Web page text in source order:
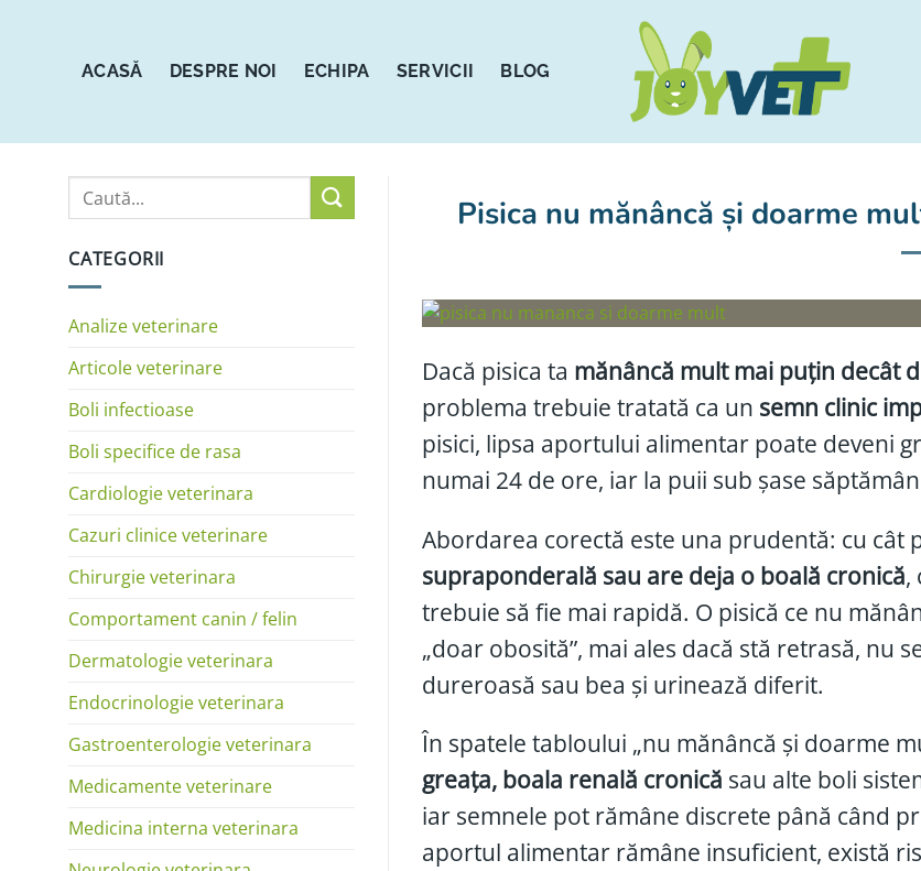
ACASĂ DESPRE NOI ECHIPA SERVICII BLOG
CATEGORII
Analize veterinare
Articole veterinare
Boli infectioase
Boli specifice de rasa
Cardiologie veterinara
Cazuri clinice veterinare
Chirurgie veterinara
Comportament canin / felin
Dermatologie veterinara
Endocrinologie veterinara
Gastroenterologie veterinara
Medicamente veterinare
Medicina interna veterinara
Pisica nu mănâncă și doarme
Dacă pisica ta mănâncă mult mai puțin decât
problema trebuie tratată ca un semn clinic
pisici, lipsa aportului alimentar poate deveni
numai 24 de ore, iar la puii sub șase
Abordarea corectă este una prudentă: cu cât
supraponderală sau are deja o boală cronică,
trebuie să fie mai rapidă. O pisică ce nu
„doar obosită”, mai ales dacă stă retrasă, nu
dureroasă sau bea și urinează diferit.
În spatele tabloului „nu mănâncă și doarme
greața, boala renală cronică sau alte boli
iar semnele pot rămâne discrete până când
aportul alimentar rămâne insuficient, există